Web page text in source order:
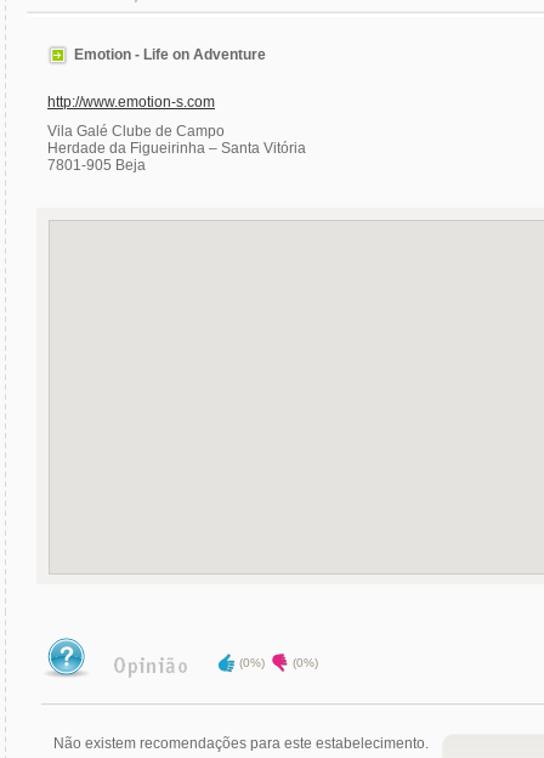
Emotion - Life on Adventure
http://www.emotion-s.com
Vila Galé Clube de Campo
Herdade da Figueirinha – Santa Vitória
7801-905 Beja
(0%) (0%)
Não existem recomendações para este estabelecimento.